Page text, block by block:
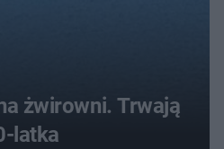
żwirowni. Trwają
latka